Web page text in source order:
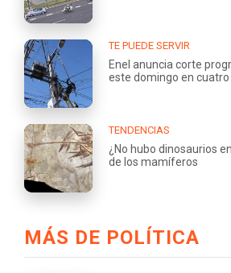
TE PUEDE SERVIR
Enel anuncia corte
este domingo en cuatro
TENDENCIAS
¿No hubo dinosaurios
de los mamíferos
MÁS DE POLÍTICA